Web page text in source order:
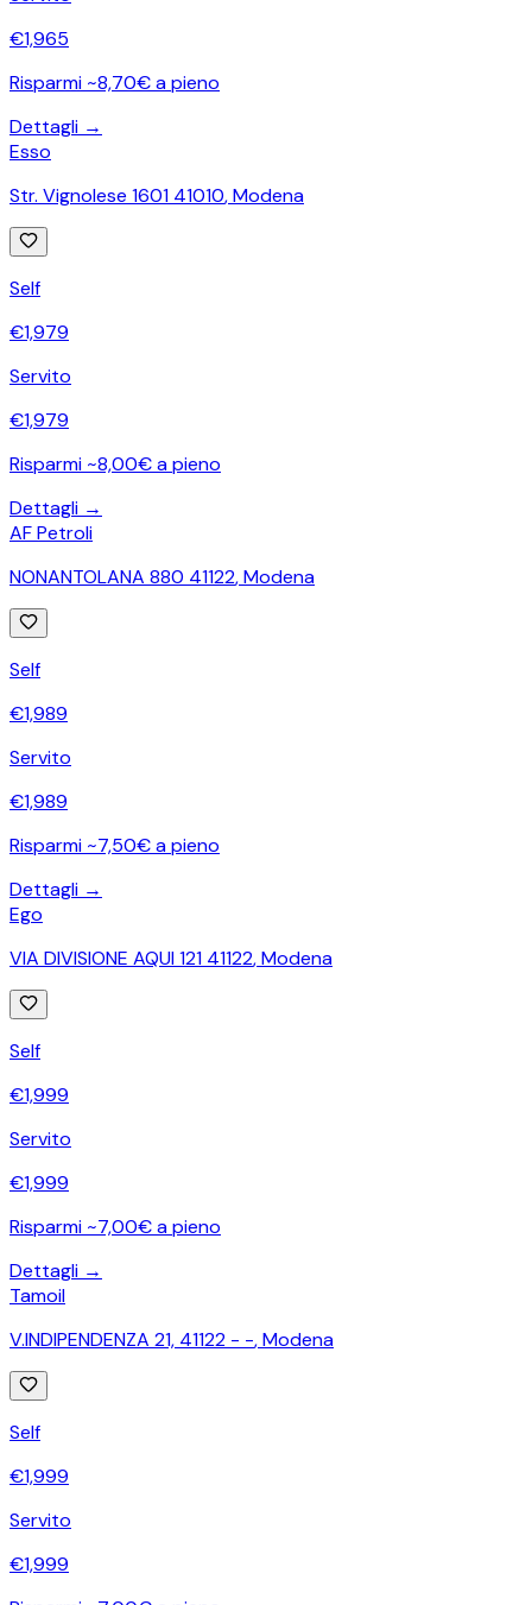
€1,965
Risparmi ~8,70€ a pieno
Dettagli →
Esso
Str. Vignolese 1601 41010,Modena
Self
€1,979
Servito
€1,979
Risparmi ~8,00€ a pieno
Dettagli →
AF Petroli
NONANTOLANA 880 41122,Modena
Self
€1,989
Servito
€1,989
Risparmi ~7,50€ a pieno
Dettagli →
Ego
VIA DIVISIONE AQUI 121 41122,Modena
Self
€1,999
Servito
€1,999
Risparmi ~7,00€ a pieno
Dettagli →
Tamoil
V.INDIPENDENZA 21, 41122 - -,Modena
Self
€1,999
Servito
€1,999